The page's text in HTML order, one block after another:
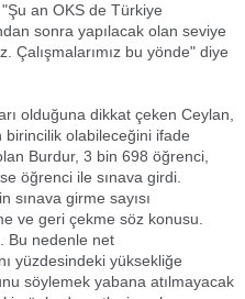
an OKS de Türkiye
sonra yapılacak olan seviye
Çalışmalarımız bu yönde" diye
olduğuna dikkat çeken Ceylan,
olabileceğini ifade
Burdur, 3 bin 698 öğrenci,
öğrenci ile sınava girdi.
sınava girme sayısı
ve geri çekme söz konusu.
Bu nedenle net
yüzdesindeki yüksekliğe
söylemek yabana atılmayacak